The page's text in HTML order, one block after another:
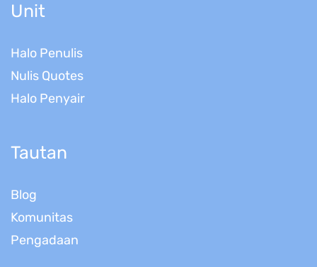
Unit
Halo Penulis
Nulis Quotes
Halo Penyair
Tautan
Blog
Komunitas
Pengadaan